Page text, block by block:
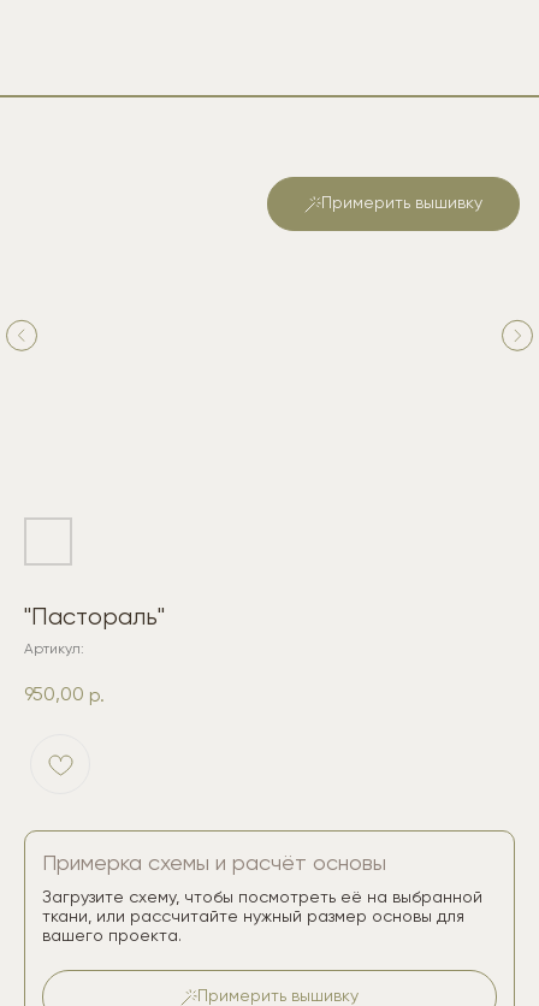
Примерить вышивку
"Пастораль"
Артикул:
950,00 р.
Примерка схемы и расчёт основы
Загрузите схему, чтобы посмотреть её на выбранной
ткани, или рассчитайте нужный размер основы для
вашего проекта.
Примерить вышивку